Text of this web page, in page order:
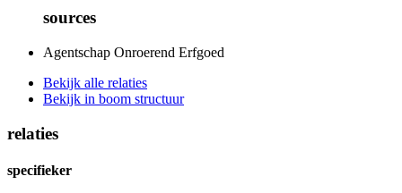
sources
Agentschap Onroerend Erfgoed
Bekijk alle relaties
Bekijk in boom structuur
relaties
specifieker